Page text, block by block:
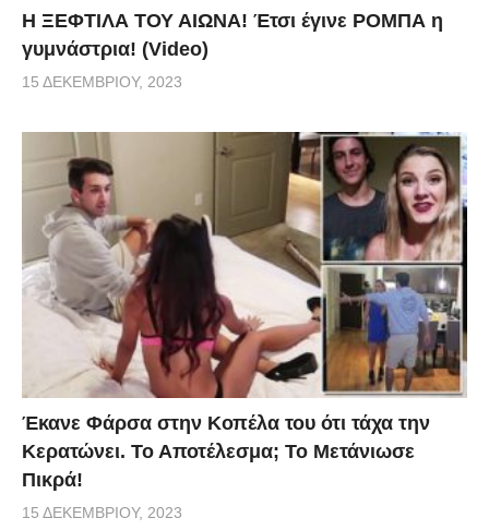
Η ΞΕΦΤΙΛΑ ΤΟΥ ΑΙΩΝΑ! Έτσι έγινε ΡΟΜΠΑ η
γυμνάστρια! (Video)
15 ΔΕΚΕΜΒΡΊΟΥ, 2023
Έκανε Φάρσα στην Κοπέλα του ότι τάχα την
Κερατώνει. Το Αποτέλεσμα; Το Μετάνιωσε
Πικρά!
15 ΔΕΚΕΜΒΡΊΟΥ, 2023